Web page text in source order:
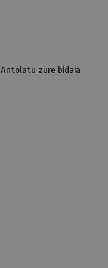
Antolatu zure bidaia